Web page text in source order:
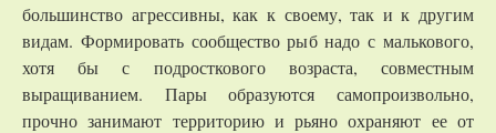
большинство агрессивны, как к своему, так и к другим
видам. Формировать сообщество рыб надо с малькового,
хотя бы с подросткового возраста, совместным
выращиванием. Пары образуются самопроизвольно,
прочно занимают территорию и рьяно охраняют ее от